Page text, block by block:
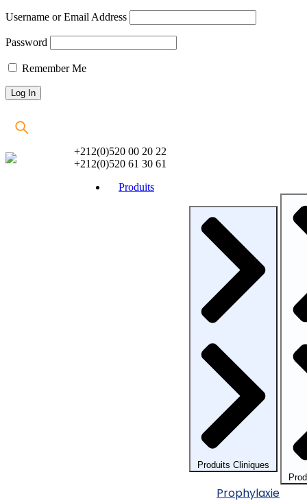
Username or Email Address
Password
Remember Me
+212(0)520 00 20 22
+212(0)520 61 30 61
Produits
Produits Cliniques
Prophylaxie